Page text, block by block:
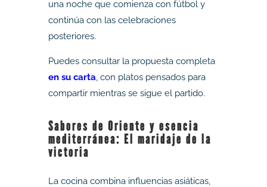
una noche que comienza con fútbol y
continúa con las celebraciones
posteriores.
Puedes consultar la propuesta completa
en su carta, con platos pensados para
compartir mientras se sigue el partido.
Sabores de Oriente y esencia
mediterránea: El maridaje de la
victoria
La cocina combina influencias asiáticas,